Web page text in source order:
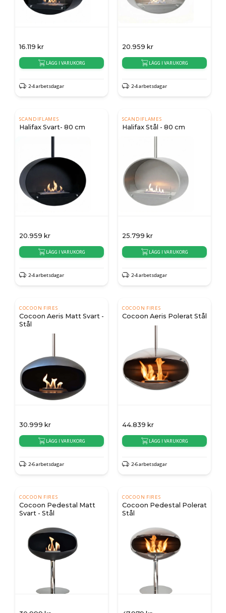
16.119 kr
LÄGG I VARUKORG
2-4 arbetsdagar
20.959 kr
LÄGG I VARUKORG
2-4 arbetsdagar
SCANDIFLAMES
Halifax Svart- 80 cm
20.959 kr
LÄGG I VARUKORG
2-4 arbetsdagar
SCANDIFLAMES
Halifax Stål - 80 cm
25.799 kr
LÄGG I VARUKORG
2-4 arbetsdagar
COCOON FIRES
Cocoon Aeris Matt Svart -
Stål
30.999 kr
LÄGG I VARUKORG
2-6 arbetsdagar
COCOON FIRES
Cocoon Aeris Polerat Stål
44.839 kr
LÄGG I VARUKORG
2-6 arbetsdagar
COCOON FIRES
Cocoon Pedestal Matt
Svart - Stål
COCOON FIRES
Cocoon Pedestal Polerat
Stål